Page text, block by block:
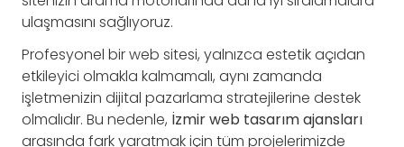
ulaşmasını sağlıyoruz.
Profesyonel bir web sitesi, yalnızca estetik açıdan
etkileyici olmakla kalmamalı, aynı zamanda
işletmenizin dijital pazarlama stratejilerine destek
olmalıdır. Bu nedenle, İzmir web tasarım ajansları
arasında fark yaratmak için tüm projelerimizde